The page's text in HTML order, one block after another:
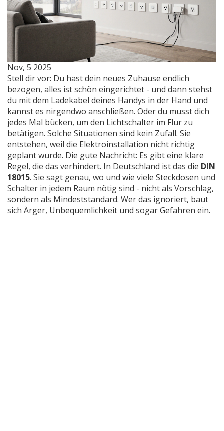
Nov, 5 2025
Stell dir vor: Du hast dein neues Zuhause endlich
bezogen, alles ist schön eingerichtet - und dann stehst
du mit dem Ladekabel deines Handys in der Hand und
kannst es nirgendwo anschließen. Oder du musst dich
jedes Mal bücken, um den Lichtschalter im Flur zu
betätigen. Solche Situationen sind kein Zufall. Sie
entstehen, weil die Elektroinstallation nicht richtig
geplant wurde. Die gute Nachricht: Es gibt eine klare
Regel, die das verhindert. In Deutschland ist das die DIN
18015. Sie sagt genau, wo und wie viele Steckdosen und
Schalter in jedem Raum nötig sind - nicht als Vorschlag,
sondern als Mindeststandard. Wer das ignoriert, baut
sich Ärger, Unbequemlichkeit und sogar Gefahren ein.